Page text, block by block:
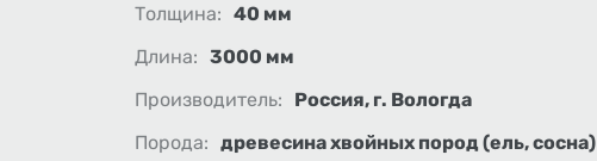
Толщина: 40 мм
Длина: 3000 мм
Производитель:
Россия, г. Вологда
Порода: древесина хвойных пород (ель, сосна)